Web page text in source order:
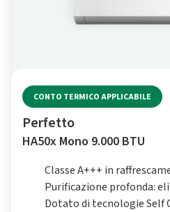
CONTO TERMICO APPLICABILE
Perfetto
HA50x Mono 9.000 BTU
Classe A+++ in
Purificazione profonda:
Dotato di tecnologie Self